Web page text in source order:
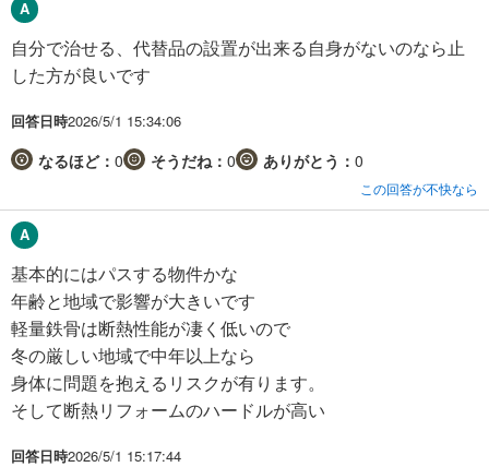
自分で治せる、代替品の設置が出来る自身がないのなら止
した方が良いです
回答日時2026/5/1 15:34:06
なるほど： 0 そうだね： 0 ありがとう： 0
この回答が不快なら
基本的にはパスする物件かな
年齢と地域で影響が大きいです
軽量鉄骨は断熱性能が凄く低いので
冬の厳しい地域で中年以上なら
身体に問題を抱えるリスクが有ります。
そして断熱リフォームのハードルが高い
回答日時2026/5/1 15:17:44